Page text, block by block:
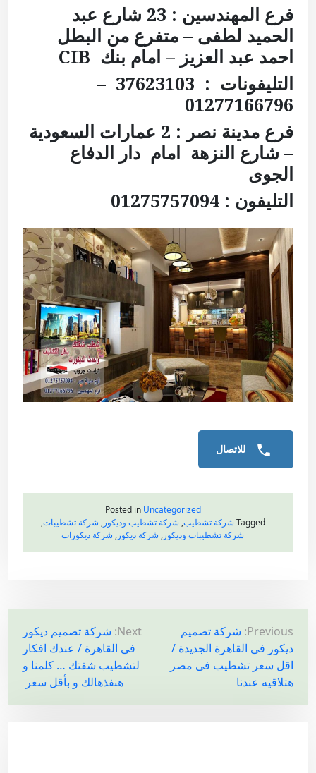
فرع المهندسين : 23 شارع عبد
الحميد لطفى – متفرع من البطل
احمد عبد العزيز – امام بنك CIB
التليفونات : 37623103 –
01277166796
فرع مدينة نصر :
2 عمارات السعودية
– شارع النزهة امام دار الدفاع
الجوى
التليفون : 01275757094
للاتصال
Posted in Uncategorized
Tagged شركة تشطيب, شركة تشطيب وديكور, شركة تشطيبات,
شركة تشطيبات وديكور, شركة ديكور, شركة ديكورات
ت
ص
فّ
Previous: شركة تصميم
ديكور فى القاهرة الجديدة /
اقل سعر تشطيب فى مصر
هتلاقيه عندنا
Next: شركة تصميم ديكور
فى القاهرة / عندك افكار
لتشطيب شقتك … كلمنا و
هنفذهالك و بأقل سعر